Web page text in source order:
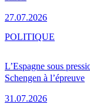
27.07.2026
L’Espagne sous
Schengen à l’épreuve
31.07.2026
POLITIQUE